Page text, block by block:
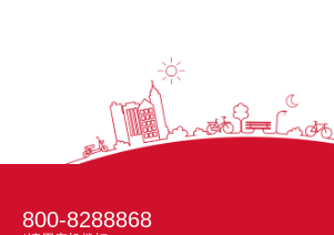
14G HTSS
20X1.75 A/V
其他 标配停车架，预留泥除安装孔位
800-8288868